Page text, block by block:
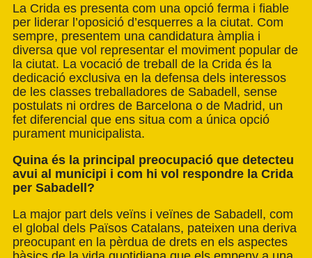
La Crida es presenta com una opció ferma i fiable
per liderar l’oposició d’esquerres a la ciutat. Com
sempre, presentem una candidatura àmplia i
diversa que vol representar el moviment popular de
la ciutat. La vocació de treball de la Crida és la
dedicació exclusiva en la defensa dels interessos
de les classes treballadores de Sabadell, sense
postulats ni ordres de Barcelona o de Madrid, un
fet diferencial que ens situa com a única opció
purament municipalista.
Quina és la principal preocupació que detecteu
avui al municipi i com hi vol respondre la Crida
per Sabadell?
La major part dels veïns i veïnes de Sabadell, com
el global dels Països Catalans, pateixen una deriva
preocupant en la pèrdua de drets en els aspectes